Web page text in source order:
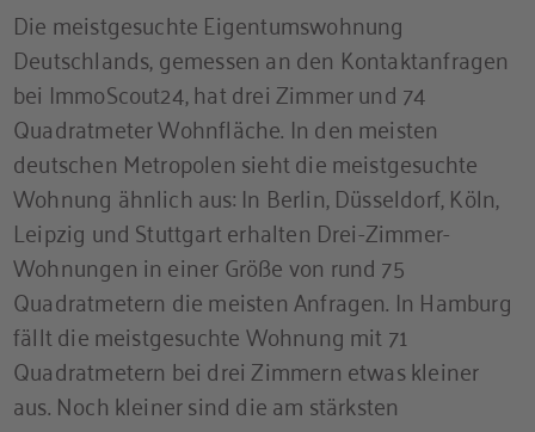
Die meistgesuchte Eigentumswohnung
Deutschlands, gemessen an den Kontaktanfragen
bei ImmoScout24, hat drei Zimmer und 74
Quadratmeter Wohnfläche. In den meisten
deutschen Metropolen sieht die meistgesuchte
Wohnung ähnlich aus: In Berlin, Düsseldorf, Köln,
Leipzig und Stuttgart erhalten Drei-Zimmer-
Wohnungen in einer Größe von rund 75
Quadratmetern die meisten Anfragen. In Hamburg
fällt die meistgesuchte Wohnung mit 71
Quadratmetern bei drei Zimmern etwas kleiner
aus. Noch kleiner sind die am stärksten